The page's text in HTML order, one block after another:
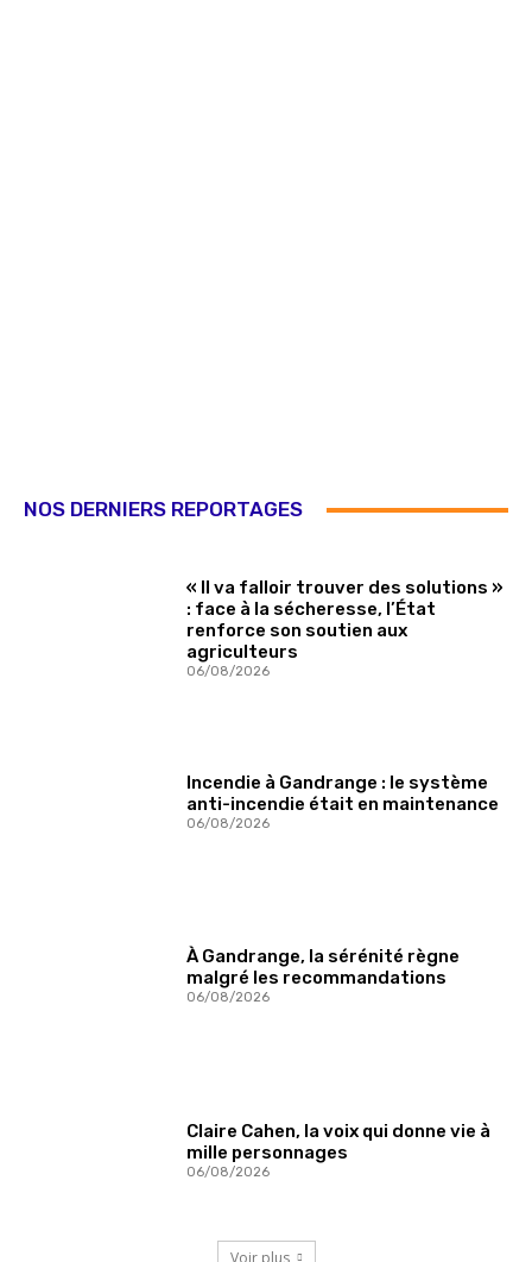
NOS DERNIERS REPORTAGES
« Il va falloir trouver des solutions »
: face à la sécheresse, l’État
renforce son soutien aux
agriculteurs
06/08/2026
Incendie à Gandrange : le système
anti-incendie était en maintenance
06/08/2026
À Gandrange, la sérénité règne
malgré les recommandations
06/08/2026
Claire Cahen, la voix qui donne vie à
mille personnages
06/08/2026
Voir plus